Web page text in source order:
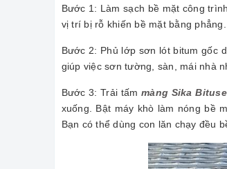
Bước 1: Làm sạch bề mặt công
vị trí bị rỗ khiến bề mặt bằng phẳng.
Bước 2: Phủ lớp sơn lót bitum gốc
giúp việc sơn tường, sàn, mái nhà
Bước 3: Trải tấm màng Sika
xuống. Bật máy khò làm nóng bề
Bạn có thể dùng con lăn chạy đều